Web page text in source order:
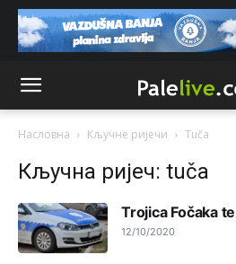
Насловна Кључне ријечи Tuča
Кључна ријеч: tuča
Trojica Fočaka
12/10/2020
čini 2,82% ukupnog stanovništva
Анонимно2818605 8/8/2026 11:17
stopu nepismenosti u regionu.
Анонимно2818605 8/8/2026 11:21
glasova" i manipulacija kroz
zapravo glasaju po nalogu
birača).
Анонимно2818605 8/8/2026